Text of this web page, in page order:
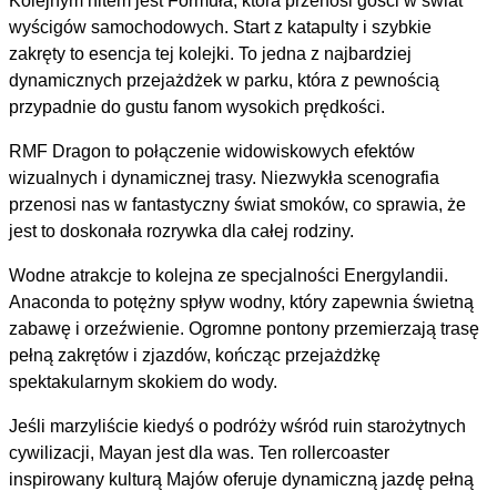
wyścigów samochodowych. Start z katapulty i szybkie
zakręty to esencja tej kolejki. To jedna z najbardziej
dynamicznych przejażdżek w parku, która z pewnością
przypadnie do gustu fanom wysokich prędkości.
RMF Dragon to połączenie widowiskowych efektów
wizualnych i dynamicznej trasy. Niezwykła scenografia
przenosi nas w fantastyczny świat smoków, co sprawia, że
jest to doskonała rozrywka dla całej rodziny.
Wodne atrakcje to kolejna ze specjalności Energylandii.
Anaconda to potężny spływ wodny, który zapewnia świetną
zabawę i orzeźwienie. Ogromne pontony przemierzają trasę
pełną zakrętów i zjazdów, kończąc przejażdżkę
spektakularnym skokiem do wody.
Jeśli marzyliście kiedyś o podróży wśród ruin starożytnych
cywilizacji, Mayan jest dla was. Ten rollercoaster
inspirowany kulturą Majów oferuje dynamiczną jazdę pełną